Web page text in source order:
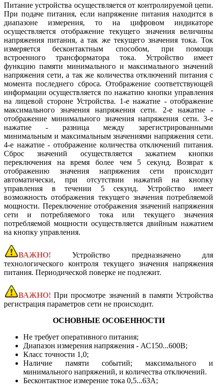
Питание устройства осуществляется от контролируемой цепи.
При подаче питания, если напряжение питания находится в
диапазоне измерения, то на цифровом индикаторе
осуществляется отображение текущего значения величины
напряжения питания, а так же текущего значения тока. Ток
измеряется бесконтактным способом, при помощи
встроенного трансформатора тока. Устройство имеет
функцию памяти минимального и максимального значений
напряжения сети, а так же количества отключений питания с
момента последнего сброса. Отображение соответствующей
информации осуществляется по нажатию кнопки управления
на лицевой стороне Устройства. 1-е нажатие - отображение
максимального значения напряжения сети. 2-е нажатие -
отображение минимального значения напряжения сети. 3-е
нажатие - разница между зарегистрированными
минимальным и максимальным значениями напряжения сети.
4-е нажатие - отображение количества отключений питания.
Сброс значений осуществляется зажатием кнопки
переключения на время более чем 5 секунд. Возврат к
отображению значения напряжения сети происходит
автоматически, при отсутствии нажатий на кнопку
управления в течении 5 секунд. Устройство имеет
возможность отображения текущего значения потребляемой
мощности. Переключение отображения значений напряжения
сети и потребляемого тока или текущего значения
потребляемой мощности осуществляется двийным нажатием
на кнопку управления.
ВАЖНО! Устройство предназначено для
технологического контроля текущего значения напряжения
питания. Периодической поверке не подлежит.
ВАЖНО! При просмотре значений в памяти Устройства
регистрация параметров сети не происходит.
ОСНОВНЫЕ ОСОБЕННОСТИ
Не требует оперативного питания;
Диапазон измерения напряжения - АС150...600В;
Класс точности 1,0;
Наличие памяти событий; максимального и
минимального напряжений, и количества отключений.
Бесконтактное измерение тока 0,5...63А;